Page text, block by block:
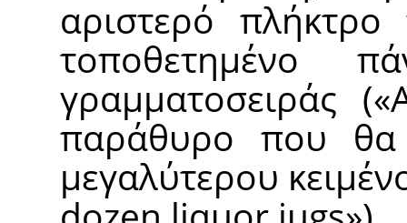
αριστερό πλήκτρο
τοποθετημένο
γραμματοσειράς («
παράθυρο που θα
μεγαλύτερου